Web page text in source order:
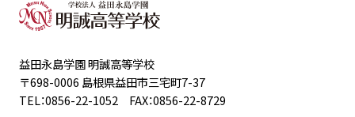
益田永島学園 明誠高等学校
〒698-0006 島根県益田市三宅町7-37
TEL：0856-22-1052 FAX：0856-22-8729